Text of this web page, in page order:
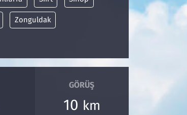
Zonguldak
GÖRÜŞ
10 km